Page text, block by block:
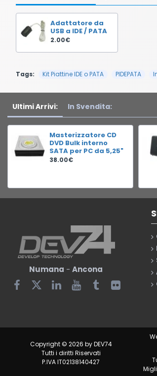
Adattatore da
USB a IDE / PATA
2.00€
Tags: Kit Piattine IDE o PATA PIDEPATA
Ultimi Arrivi: In Svendita:
Masterizzatore CD
DVD Bulk interno
SATA per PC da 5,25"
38.00€
Numana - Ancona
Copyright © 2026 by DEV74
Tutti i diritti Riservati
P.IVA IT02138140427